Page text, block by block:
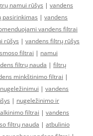
namui rūšys | vandens
pasirinkimas | vandens
vandens filtrai
rūšys | vandens filtrų rūšys
filtrai | namui
filtrų nauda | filtrų
minkštinimo filtrai |
| vandens
| nugeležinimo ir
filtrai | vandens
filtrų nauda | atbulinio